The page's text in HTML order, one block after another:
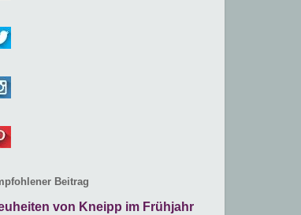
Beitrag
von Kneipp im Frühjahr